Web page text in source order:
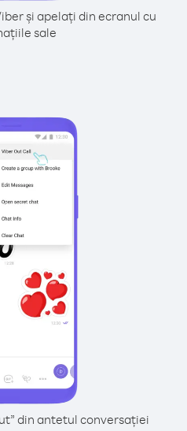
și apelați din ecranul cu
sale
din antetul conversației